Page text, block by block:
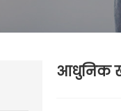
आधुनिक